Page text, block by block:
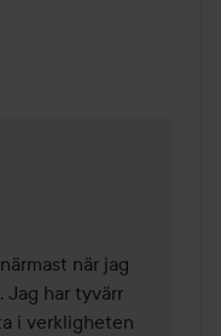
när jag
Jag har tyvärr
i verkligheten